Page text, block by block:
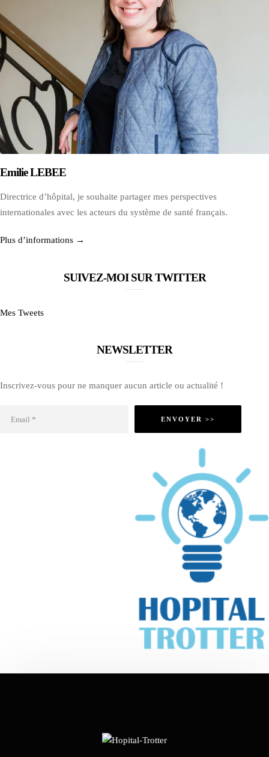
Emilie LEBEE
Directrice d’hôpital, je souhaite partager mes perspectives
internationales avec les acteurs du système de santé français.
Plus d’informations →
SUIVEZ-MOI SUR TWITTER
Mes Tweets
NEWSLETTER
Inscrivez-vous pour ne manquer aucun article ou actualité !